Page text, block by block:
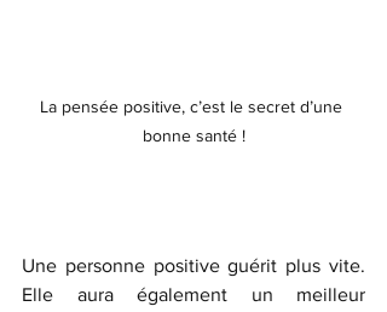
La pensée positive, c’est le secret d’une
bonne santé !
Une personne positive guérit plus vite.
Elle aura également un meilleur